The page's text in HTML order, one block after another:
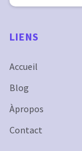
LIENS
Accueil
Blog
Àpropos
Contact